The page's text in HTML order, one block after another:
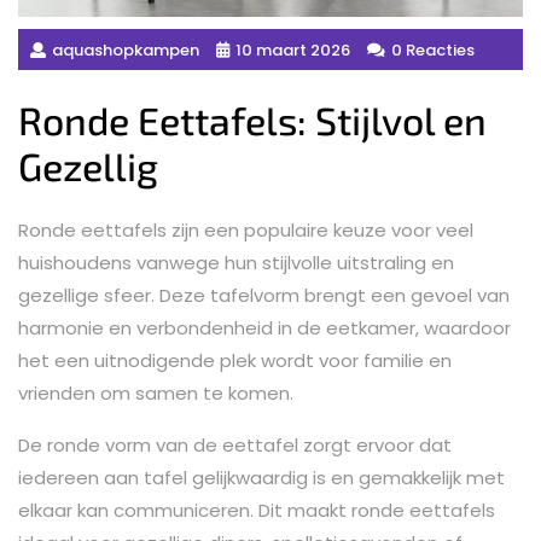
aquashopkampen 10 maart 2026 0 Reacties
Ronde Eettafels: Stijlvol en
Gezellig
Ronde eettafels zijn een populaire keuze voor veel
huishoudens vanwege hun stijlvolle uitstraling en
gezellige sfeer. Deze tafelvorm brengt een gevoel van
harmonie en verbondenheid in de eetkamer, waardoor
het een uitnodigende plek wordt voor familie en
vrienden om samen te komen.
De ronde vorm van de eettafel zorgt ervoor dat
iedereen aan tafel gelijkwaardig is en gemakkelijk met
elkaar kan communiceren. Dit maakt ronde eettafels